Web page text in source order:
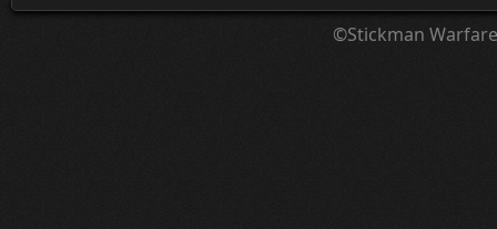
©Stickman Warfare